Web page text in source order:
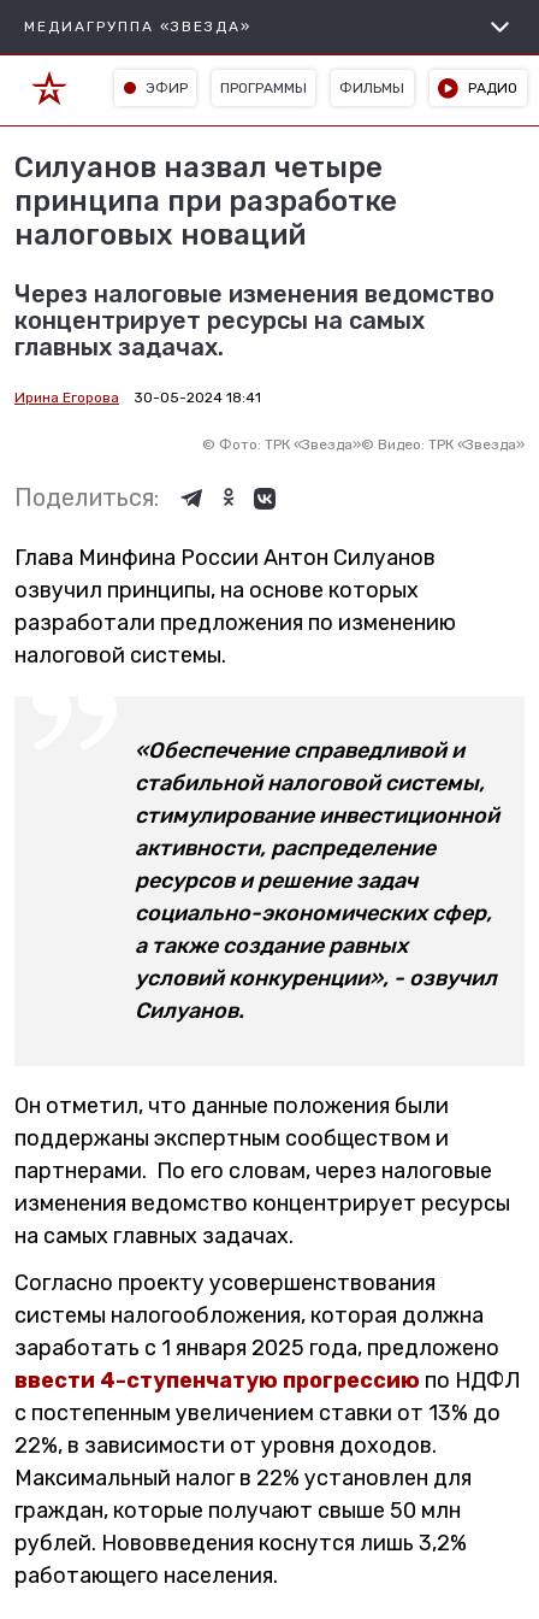
МЕДИАГРУППА «ЗВЕЗДА»
ЭФИР ПРОГРАММЫ ФИЛЬМЫ РАДИО
Силуанов назвал четыре
принципа при разработке
налоговых новаций
Через налоговые изменения ведомство
концентрирует ресурсы на самых
главных задачах.
Ирина Егорова 30-05-2024 18:41
© Фото: ТРК «Звезда»© Видео: ТРК «Звезда»
Поделиться:
Глава Минфина России Антон Силуанов
озвучил принципы, на основе которых
разработали предложения по изменению
налоговой системы.
«Обеспечение справедливой и
стабильной налоговой системы,
стимулирование инвестиционной
активности, распределение
ресурсов и решение задач
социально-экономических сфер,
а также создание равных
условий конкуренции», - озвучил
Силуанов.
Он отметил, что данные положения были
поддержаны экспертным сообществом и
партнерами. По его словам, через налоговые
изменения ведомство концентрирует ресурсы
на самых главных задачах.
Согласно проекту усовершенствования
системы налогообложения, которая должна
заработать с 1 января 2025 года, предложено
ввести 4-ступенчатую прогрессию по НДФЛ
с постепенным увеличением ставки от 13% до
22%, в зависимости от уровня доходов.
Максимальный налог в 22% установлен для
граждан, которые получают свыше 50 млн
рублей. Нововведения коснутся лишь 3,2%
работающего населения.